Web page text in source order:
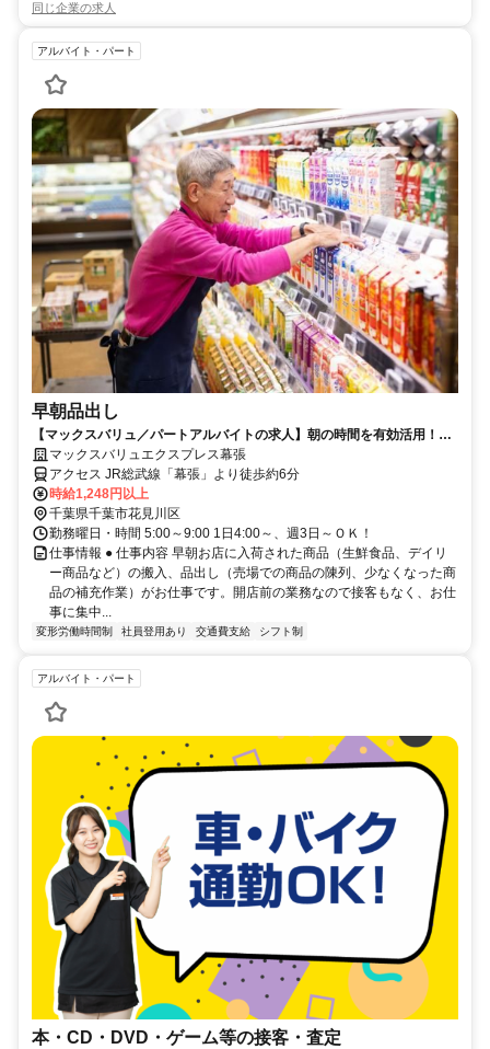
同じ企業の求人
アルバイト・パート
早朝品出し
【マックスバリュ／パートアルバイトの求人】朝の時間を有効活用！未
経験歓迎の簡単品出し
マックスバリュエクスプレス幕張
アクセス JR総武線「幕張」より徒歩約6分
時給1,248円以上
千葉県千葉市花見川区
勤務曜日・時間 5:00～9:00 1日4:00～、週3日～ＯＫ！
仕事情報 ● 仕事内容 早朝お店に入荷された商品（生鮮食品、デイリ
ー商品など）の搬入、品出し（売場での商品の陳列、少なくなった商
品の補充作業）がお仕事です。開店前の業務なので接客もなく、お仕
事に集中...
変形労働時間制 社員登用あり 交通費支給 シフト制
アルバイト・パート
本・CD・DVD・ゲーム等の接客・査定